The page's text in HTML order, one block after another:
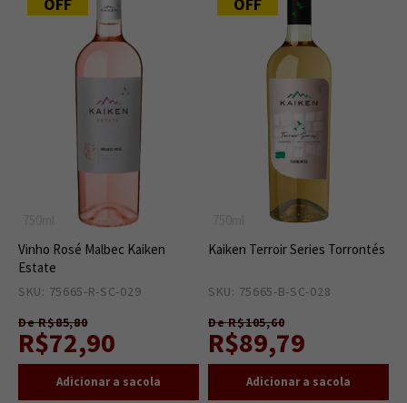
Vinho Rosé Malbec Kaiken
Estate
SKU: 75665-R-SC-029
De R$85,80
R$72,90
Kaiken Terroir Series Torrontés
SKU: 75665-B-SC-028
De R$105,60
R$89,79